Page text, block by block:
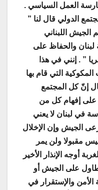
العمل السياسي .
الدولي قال لنا ”
الجيش اللبناني
والحفاظ على
” . إنني في هذا
التي قام بها
إنّ كل المجتمع
على إفهام كل من
في لبنان لا يعني
الجيش وإن الإخلال
مقبولا ولن يمر
أوجه الإنذار الأخير
على الجيش أو
الأمن والإستقرار في